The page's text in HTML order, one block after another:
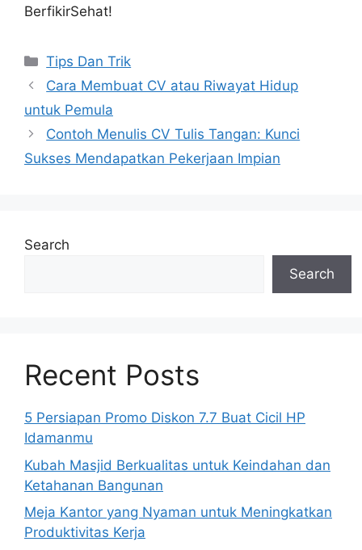
BerfikirSehat!
Categories
Tips Dan Trik
Cara Membuat CV atau Riwayat Hidup
untuk Pemula
Contoh Menulis CV Tulis Tangan: Kunci
Sukses Mendapatkan Pekerjaan Impian
Search
Search
Recent Posts
5 Persiapan Promo Diskon 7.7 Buat Cicil HP
Idamanmu
Kubah Masjid Berkualitas untuk Keindahan dan
Ketahanan Bangunan
Meja Kantor yang Nyaman untuk Meningkatkan
Produktivitas Kerja